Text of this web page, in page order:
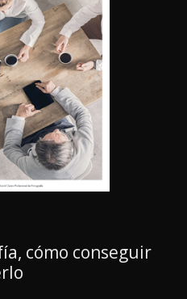
cómo conseguir